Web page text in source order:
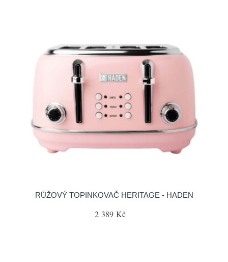
RŮŽOVÝ TOPINKOVAČ HERITAGE - HADEN
2 389 Kč